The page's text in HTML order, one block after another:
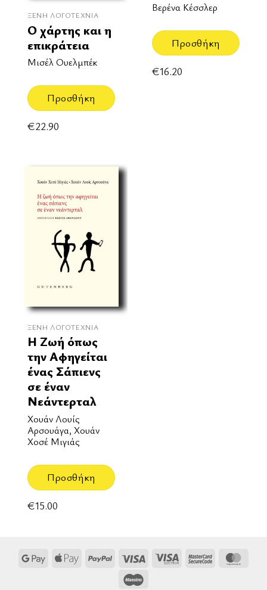
ΞΈΝΗ ΛΟΓΟΤΕΧΝΊΑ
Ο χάρτης και η
επικράτεια
Μισέλ Ουελμπέκ
Προσθήκη
€22.90
Βερένα Κέσσλερ
Προσθήκη
€16.20
ΞΈΝΗ ΛΟΓΟΤΕΧΝΊΑ
Η Ζωή όπως
την Αφηγείται
ένας Σάπιενς
σε έναν
Νεάντερταλ
Χουάν Λουίς
Αρσουάγα, Χουάν
Χοσέ Μιγιάς
Προσθήκη
€15.00
Google Apple
PayPal Visa
Visa
MasterCard